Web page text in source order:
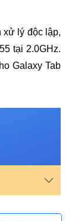
xử lý độc lập,
tại 2.0GHz.
Galaxy Tab